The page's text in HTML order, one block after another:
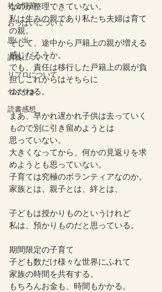
社会問題
おっぱいについて
思い出
講義について
リプロについて。
つぶやき
読書感想
なのか整理できていない。
私は生みの親であり私たち夫婦は育て
の親。
そして、途中から戸籍上の親が増える
感じだろうか。
でも、責任は移行した戸籍上の親が負
担しこれからはそちらに
ゆだねる。
まあ、早かれ遅かれ子供は去っていく
もので別に引き留めようとは
思っていない。
大きくなってから、何かの見返りを求
めようとも思っていない。
子育ては究極のボランティアなのか。
家族とは、親子とは、絆とは、
子どもは授かりものというけれど
私は、預かりものだと思っている。
期間限定の子育て
子ども数だけ様々な世界にふれて
家族の時間を共有する。
もちろんお金も、時間もかかる。